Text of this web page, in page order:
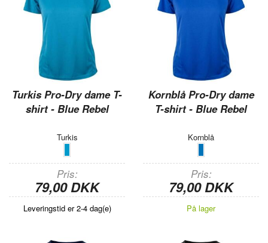
Turkis Pro-Dry dame T-
shirt - Blue Rebel
Turkis
Pris
79,00 DKK
Leveringstid er 2-4 dag(e)
Kornblå Pro-Dry dame
T-shirt - Blue Rebel
Kornblå
Pris
79,00 DKK
På lager